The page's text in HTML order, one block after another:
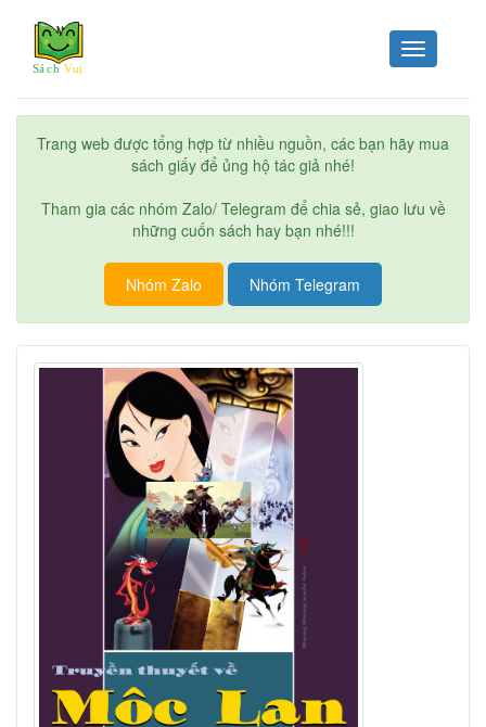
Toggle
navigation
Trang web được tổng hợp từ nhiều nguồn, các bạn hãy mua
sách giấy để ủng hộ tác giả nhé!
Tham gia các nhóm Zalo/ Telegram để chia sẻ, giao lưu về
những cuốn sách hay bạn nhé!!!
Nhóm Zalo Nhóm Telegram